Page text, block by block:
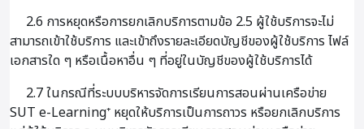
2.6 การหยุดหรือการยกเลิกบริการตามข้อ 2.5 ผู้ใช้บริการจะไม่
สามารถเข้าใช้บริการ และเข้าถึงรายละเอียดบัญชีของผู้ใช้บริการ ไฟล์
เอกสารใด ๆ หรือเนื้อหาอื่น ๆ ที่อยู่ในบัญชีของผู้ใช้บริการได้
2.7 ในกรณีที่ระบบบริหารจัดการเรียนการสอนผ่านเครือข่าย
SUT e-Learning⁺ หยุดให้บริการเป็นการถาวร หรือยกเลิกบริการ